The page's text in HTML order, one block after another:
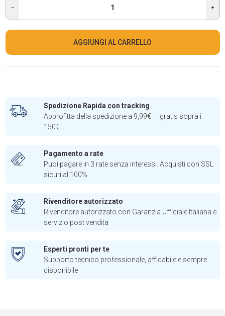
AGGIUNGI AL CARRELLO
Spedizione Rapida con tracking
Approfitta della spedizione a 9,99€ — gratis sopra i
150€
Pagamento a rate
Puoi pagare in 3 rate senza interessi. Acquisti con SSL
sicuri al 100%
Rivenditore autorizzato
Rivenditore autorizzato con Garanzia Ufficiale Italiana e
servizio post vendita
Esperti pronti per te
Supporto tecnico professionale, affidabile e sempre
disponibile